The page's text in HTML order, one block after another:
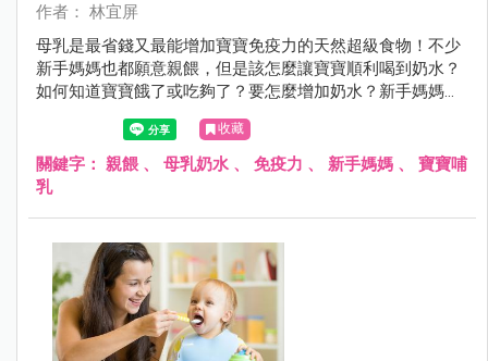
作者： 林宜屏
母乳是最省錢又最能增加寶寶免疫力的天然超級食物！不少
新手媽媽也都願意親餵，但是該怎麼讓寶寶順利喝到奶水？
如何知道寶寶餓了或吃夠了？要怎麼增加奶水？新手媽媽最
想知道親餵母乳的那些事，這裡有答案！
收藏
關鍵字： 親餵 、 母乳奶水 、 免疫力 、 新手媽媽 、 寶寶哺
乳